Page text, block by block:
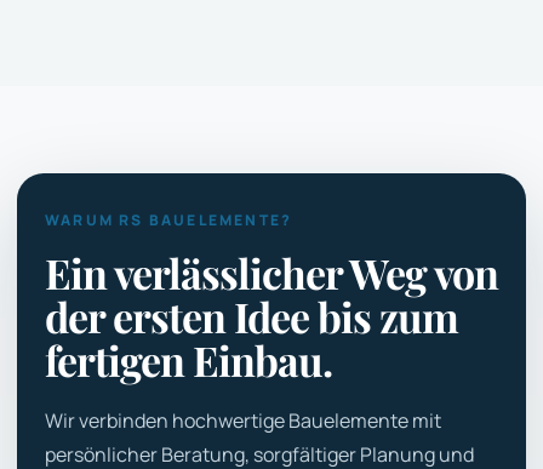
WARUM RS BAUELEMENTE?
Ein verlässlicher Weg von
der ersten Idee bis zum
fertigen Einbau.
Wir verbinden hochwertige Bauelemente mit
persönlicher Beratung, sorgfältiger Planung und